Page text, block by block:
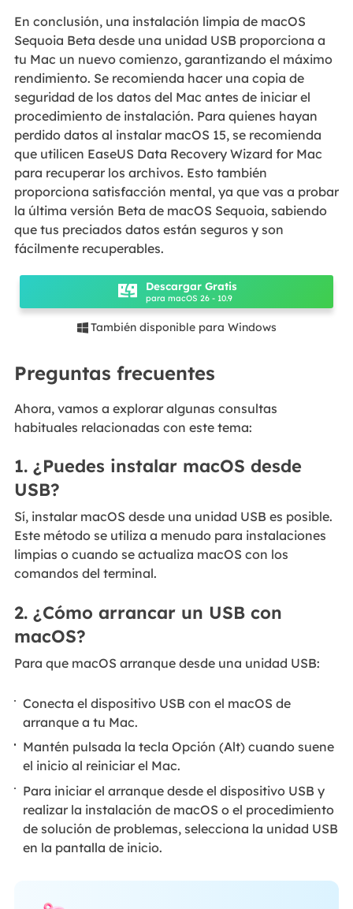
En conclusión, una instalación limpia de macOS
Sequoia Beta desde una unidad USB proporciona a
tu Mac un nuevo comienzo, garantizando el máximo
rendimiento. Se recomienda hacer una copia de
seguridad de los datos del Mac antes de iniciar el
procedimiento de instalación. Para quienes hayan
perdido datos al instalar macOS 15, se recomienda
que utilicen EaseUS Data Recovery Wizard for Mac
para recuperar los archivos. Esto también
proporciona satisfacción mental, ya que vas a probar
la última versión Beta de macOS Sequoia, sabiendo
que tus preciados datos están seguros y son
fácilmente recuperables.
Descargar Gratis
para macOS 26 - 10.9
 También disponible para Windows
Preguntas frecuentes
Ahora, vamos a explorar algunas consultas
habituales relacionadas con este tema:
1. ¿Puedes instalar macOS desde
USB?
Sí, instalar macOS desde una unidad USB es posible.
Este método se utiliza a menudo para instalaciones
limpias o cuando se actualiza macOS con los
comandos del terminal.
2. ¿Cómo arrancar un USB con
macOS?
Para que macOS arranque desde una unidad USB:
Conecta el dispositivo USB con el macOS de
arranque a tu Mac.
Mantén pulsada la tecla Opción (Alt) cuando suene
el inicio al reiniciar el Mac.
Para iniciar el arranque desde el dispositivo USB y
realizar la instalación de macOS o el procedimiento
de solución de problemas, selecciona la unidad USB
en la pantalla de inicio.